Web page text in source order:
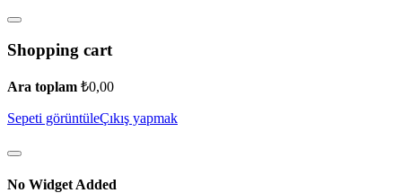
Shopping cart
Ara toplam ₺0,00
Sepeti görüntüleÇıkış yapmak
No Widget Added